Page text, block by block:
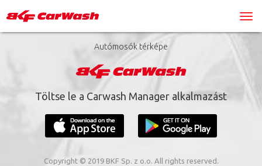
Autómosók térképe
Töltse le a Carwash Manager alkalmazást
Copyright © 2019 BKF Sp. z o.o. All rights reserved.